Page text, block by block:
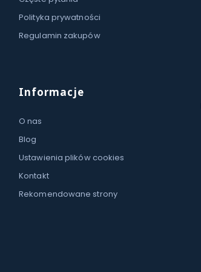
Polityka prywatności
Regulamin zakupów
Informacje
O nas
Blog
Ustawienia plików cookies
Kontakt
Rekomendowane strony